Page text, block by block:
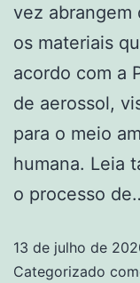
vez abrangem
os materiais
acordo com a
de aerossol,
para o meio
humana. Leia
o processo
13 de julho de
Categorizado